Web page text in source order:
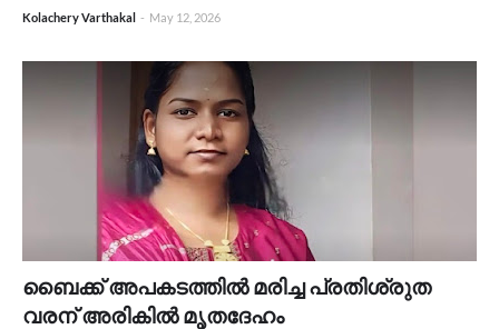
Kolachery Varthakal - May 12, 2026
ബൈക്ക് അപകടത്തിൽ മരിച്ച പ്രതിശ്രുത
വരന് അരികിൽ മൃതദേഹം